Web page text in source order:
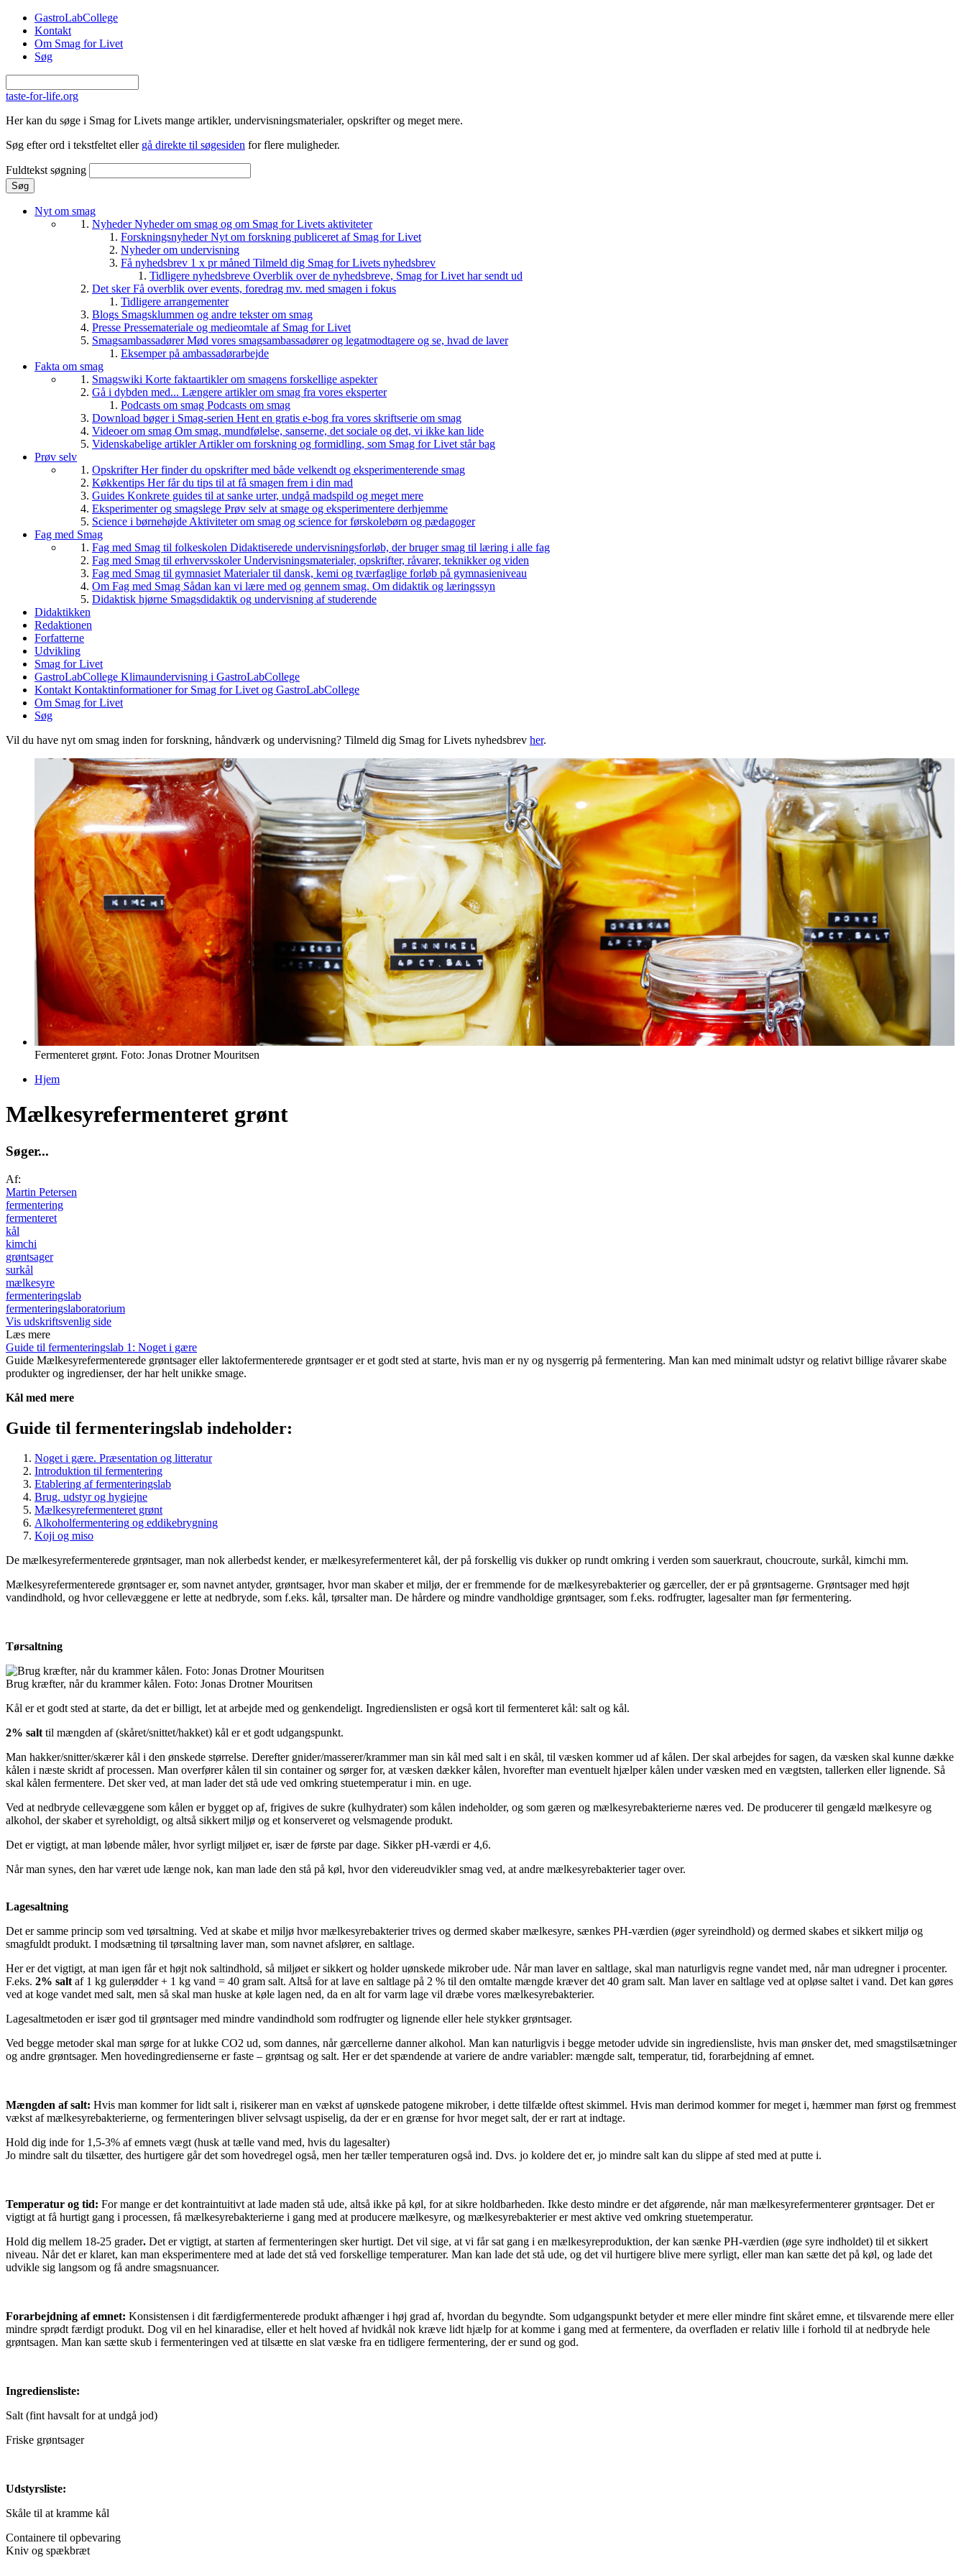
Gå til hovedindhold
GastroLabCollege
Kontakt
Om Smag for Livet
Søg
taste-for-life.org
Her kan du søge i Smag for Livets mange artikler, undervisningsmaterialer, opskrifter og meget mere.
Søg efter ord i tekstfeltet eller gå direkte til søgesiden for flere muligheder.
Fuldtekst søgning
Nyt om smag
NyhederNyheder om smag og om Smag for Livets aktiviteter
ForskningsnyhederNyt om forskning publiceret af Smag for Livet
Nyheder om undervisning
Få nyhedsbrev 1 x pr måned Tilmeld dig Smag for Livets nyhedsbrev
Tidligere nyhedsbreve Overblik over de nyhedsbreve, Smag for Livet har sendt ud
Det skerFå overblik over events, foredrag mv. med smagen i fokus
Tidligere arrangementer
Blogs Smagsklummen og andre tekster om smag
Presse Pressemateriale og medieomtale af Smag for Livet
SmagsambassadørerMød vores smagsambassadører og legatmodtagere og se, hvad de laver
Eksemper på ambassadørarbejde
Fakta om smag
Smagswiki Korte faktaartikler om smagens forskellige aspekter
Gå i dybden med... Længere artikler om smag fra vores eksperter
Podcasts om smag Podcasts om smag
Download bøger i Smag-serien Hent en gratis e-bog fra vores skriftserie om smag
Videoer om smag Om smag, mundfølelse, sanserne, det sociale og det, vi ikke kan lide
Videnskabelige artiklerArtikler om forskning og formidling, som Smag for Livet står bag
Prøv selv
OpskrifterHer finder du opskrifter med både velkendt og eksperimenterende smag
Køkkentips Her får du tips til at få smagen frem i din mad
Guides Konkrete guides til at sanke urter, undgå madspild og meget mere
Eksperimenter og smagslege Prøv selv at smage og eksperimentere derhjemme
Science i børnehøjde Aktiviteter om smag og science for førskolebørn og pædagoger
Fag med Smag
Fag med Smag til folkeskolen Didaktiserede undervisningsforløb, der bruger smag til læring i alle fag
Fag med Smag til erhvervsskolerUndervisningsmaterialer, opskrifter, råvarer, teknikker og viden
Fag med Smag til gymnasiet Materialer til dansk, kemi og tværfaglige forløb på gymnasieniveau
Om Fag med Smag Sådan kan vi lære med og gennem smag. Om didaktik og læringssyn
Didaktisk hjørne Smagsdidaktik og undervisning af studerende
Didaktikken
Redaktionen
Forfatterne
Udvikling
Smag for Livet
GastroLabCollege Klimaundervisning i GastroLabCollege
Kontakt Kontaktinformationer for Smag for Livet og GastroLabCollege
Om Smag for Livet
Søg
Vil du have nyt om smag inden for forskning, håndværk og undervisning? Tilmeld dig Smag for Livets nyhedsbrev her.
Fermenteret grønt. Foto: Jonas Drotner Mouritsen
Hjem
Mælkesyrefermenteret grønt
Søger...
Af:
Martin Petersen
fermentering
fermenteret
kål
kimchi
grøntsager
surkål
mælkesyre
fermenteringslab
fermenteringslaboratorium
Vis udskriftsvenlig side
Læs mere
Guide til fermenteringslab 1: Noget i gære
Guide Mælkesyrefermenterede grøntsager eller laktofermenterede grøntsager er et godt sted at starte, hvis man er ny og nysgerrig på fermentering. Man kan med minimalt udstyr og relativt billige råvarer skabe
produkter og ingredienser, der har helt unikke smage.
Kål med mere
Guide til fermenteringslab indeholder:
Noget i gære. Præsentation og litteratur
Introduktion til fermentering
Etablering af fermenteringslab
Brug, udstyr og hygiejne
Mælkesyrefermenteret grønt
Alkoholfermentering og eddikebrygning
Koji og miso
De mælkesyrefermenterede grøntsager, man nok allerbedst kender, er mælkesyrefermenteret kål, der på forskellig vis dukker op rundt omkring i verden som sauerkraut, choucroute, surkål, kimchi mm.
Mælkesyrefermenterede grøntsager er, som navnet antyder, grøntsager, hvor man skaber et miljø, der er fremmende for de mælkesyrebakterier og gærceller, der er på grøntsagerne. Grøntsager med højt
vandindhold, og hvor cellevæggene er lette at nedbryde, som f.eks. kål, tørsalter man. De hårdere og mindre vandholdige grøntsager, som f.eks. rodfrugter, lagesalter man før fermentering.
Tørsaltning
Brug kræfter, når du krammer kålen. Foto: Jonas Drotner Mouritsen
Kål er et godt sted at starte, da det er billigt, let at arbejde med og genkendeligt. Ingredienslisten er også kort til fermenteret kål: salt og kål.
2% salttil mængden af (skåret/snittet/hakket) kål er et godt udgangspunkt.
Man hakker/snitter/skærer kål i den ønskede størrelse. Derefter gnider/masserer/krammer man sin kål med salt i en skål, til væsken kommer ud af kålen. Der skal arbejdes for sagen, da væsken skal kunne dække
kålen i næste skridt af processen. Man overfører kålen til sin container og sørger for, at væsken dækker kålen, hvorefter man eventuelt hjælper kålen under væsken med en vægtsten, tallerken eller lignende. Så
skal kålen fermentere. Det sker ved, at man lader det stå ude ved omkring stuetemperatur i min. en uge.
Ved at nedbryde cellevæggene som kålen er bygget op af, frigives de sukre (kulhydrater) som kålen indeholder, og som gæren og mælkesyrebakterierne næres ved. De producerer til gengæld mælkesyre og
alkohol, der skaber et syreholdigt, og altså sikkert miljø og et konserveret og velsmagende produkt.
Det er vigtigt, at man løbende måler, hvor syrligt miljøet er, især de første par dage. Sikker pH-værdi er 4,6.
Når man synes, den har været ude længe nok, kan man lade den stå på køl, hvor den videreudvikler smag ved, at andre mælkesyrebakterier tager over.
Lagesaltning
Det er samme princip som ved tørsaltning. Ved at skabe et miljø hvor mælkesyrebakterier trives og dermed skaber mælkesyre, sænkes PH-værdien (øger syreindhold) og dermed skabes et sikkert miljø og
smagfuldt produkt. I modsætning til tørsaltning laver man, som navnet afslører, en saltlage.
Her er det vigtigt, at man igen får et højt nok saltindhold, så miljøet er sikkert og holder uønskede mikrober ude. Når man laver en saltlage, skal man naturligvis regne vandet med, når man udregner i procenter.
F.eks. 2% saltaf 1 kg gulerødder + 1 kg vand = 40 gram salt. Altså for at lave en saltlage på 2 % til den omtalte mængde kræver det 40 gram salt. Man laver en saltlage ved at opløse saltet i vand. Det kan gøres
ved at koge vandet med salt, men så skal man huske at køle lagen ned, da en alt for varm lage vil dræbe vores mælkesyrebakterier.
Lagesaltmetoden er især god til grøntsager med mindre vandindhold som rodfrugter og lignende eller hele stykker grøntsager.
Ved begge metoder skal man sørge for at lukke CO2 ud, som dannes, når gærcellerne danner alkohol. Man kan naturligvis i begge metoder udvide sin ingrediensliste, hvis man ønsker det, med smagstilsætninger
og andre grøntsager. Men hovedingredienserne er faste – grøntsag og salt. Her er det spændende at variere de andre variabler: mængde salt, temperatur, tid, forarbejdning af emnet.
Mængden af salt: Hvis man kommer for lidt salt i, risikerer man en vækst af uønskede patogene mikrober, i dette tilfælde oftest skimmel. Hvis man derimod kommer for meget i, hæmmer man først og fremmest
vækst af mælkesyrebakterierne, og fermenteringen bliver selvsagt uspiselig, da der er en grænse for hvor meget salt, der er rart at indtage.
Hold dig inde for 1,5-3% af emnets vægt (husk at tælle vand med, hvis du lagesalter)
Jo mindre salt du tilsætter, des hurtigere går det som hovedregel også, men her tæller temperaturen også ind. Dvs. jo koldere det er, jo mindre salt kan du slippe af sted med at putte i.
Temperatur og tid: For mange er det kontraintuitivt at lade maden stå ude, altså ikke på køl, for at sikre holdbarheden. Ikke desto mindre er det afgørende, når man mælkesyrefermenterer grøntsager. Det er
vigtigt at få hurtigt gang i processen, få mælkesyrebakterierne i gang med at producere mælkesyre, og mælkesyrebakterier er mest aktive ved omkring stuetemperatur.
Hold dig mellem 18-25 grader. Det er vigtigt, at starten af fermenteringen sker hurtigt. Det vil sige, at vi får sat gang i en mælkesyreproduktion, der kan sænke PH-værdien (øge syre indholdet) til et sikkert
niveau. Når det er klaret, kan man eksperimentere med at lade det stå ved forskellige temperaturer. Man kan lade det stå ude, og det vil hurtigere blive mere syrligt, eller man kan sætte det på køl, og lade det
udvikle sig langsom og få andre smagsnuancer.
Forarbejdning af emnet: Konsistensen i dit færdigfermenterede produkt afhænger i høj grad af, hvordan du begyndte. Som udgangspunkt betyder et mere eller mindre fint skåret emne, et tilsvarende mere eller
mindre sprødt færdigt produkt. Dog vil en hel kinaradise, eller et helt hoved af hvidkål nok kræve lidt hjælp for at komme i gang med at fermentere, da overfladen er relativ lille i forhold til at nedbryde hele
grøntsagen. Man kan sætte skub i fermenteringen ved at tilsætte en slat væske fra en tidligere fermentering, der er sund og god.
Ingrediensliste:
Salt (fint havsalt for at undgå jod)
Friske grøntsager
Udstyrsliste:
Skåle til at kramme kål
Containere til opbevaring
Kniv og spækbræt